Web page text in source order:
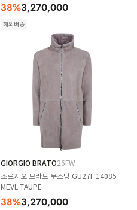
38%3,270,000
해외배송
GIORGIO BRATO26FW
조르지오 브라토 무스탕 GU27F 14085
MEVL TAUPE
38%3,270,000